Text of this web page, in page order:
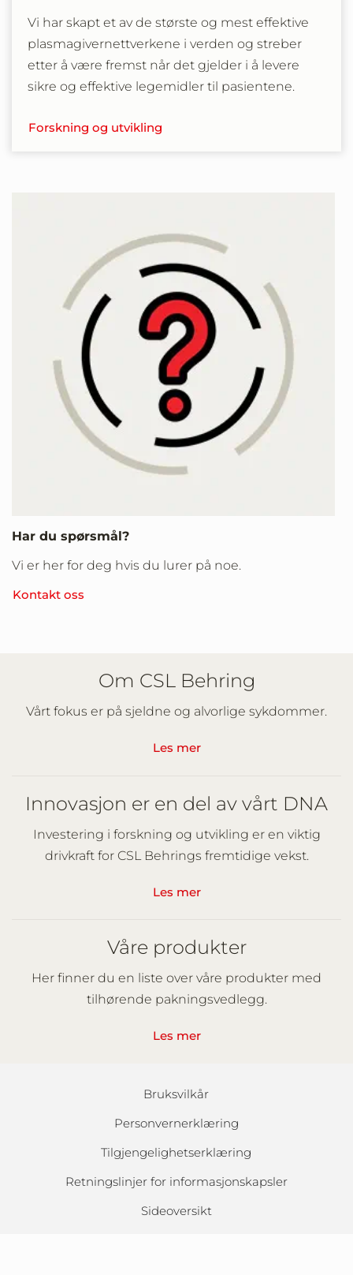
Vi har skapt et av de største og mest effektive
plasmagivernettverkene i verden og streber
etter å være fremst når det gjelder i å levere
sikre og effektive legemidler til pasientene.
Forskning og utvikling
Har du spørsmål?
Vi er her for deg hvis du lurer på noe.
Kontakt oss
Om CSL Behring
Vårt fokus er på sjeldne og alvorlige sykdommer.
Les mer
Innovasjon er en del av vårt DNA
Investering i forskning og utvikling er en viktig
drivkraft for CSL Behrings fremtidige vekst.
Les mer
Våre produkter
Her finner du en liste over våre produkter med
tilhørende pakningsvedlegg.
Les mer
Bruksvilkår
Personvernerklæring
Tilgjengelighetserklæring
Retningslinjer for informasjonskapsler
Sideoversikt